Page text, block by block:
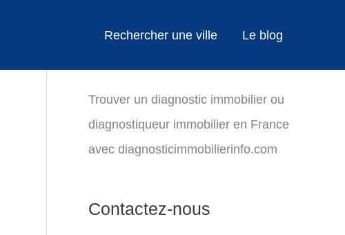
Rechercher une ville Le blog
Trouver un diagnostic immobilier ou
diagnostiqueur immobilier en France
avec diagnosticimmobilierinfo.com
Contactez-nous